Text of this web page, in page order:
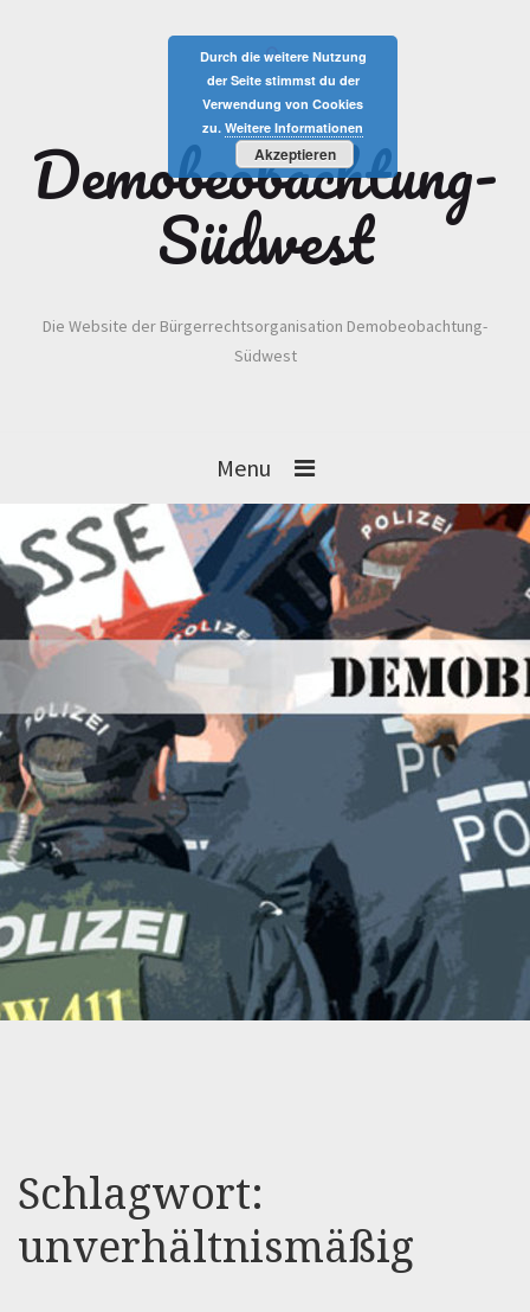
Demobeobachtung-
Südwest
Die Website der Bürgerrechtsorganisation Demobeobachtung-
Südwest
Menu
Schlagwort:
unverhältnismäßig
Durch die weitere Nutzung
der Seite stimmst du der
Verwendung von Cookies
zu. Weitere Informationen
Akzeptieren